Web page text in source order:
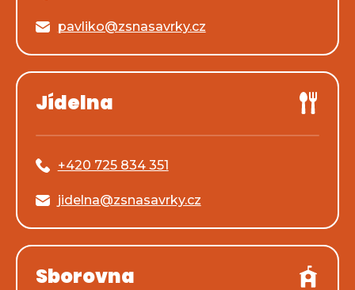
pavliko@zsnasavrky.cz
Jídelna
+420 725 834 351
jidelna@zsnasavrky.cz
Sborovna